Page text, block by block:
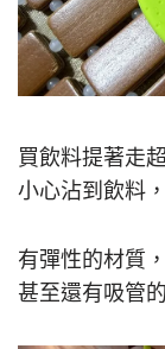
買飲料提著走
小心沾到飲料
有彈性的材質
甚至還有吸管